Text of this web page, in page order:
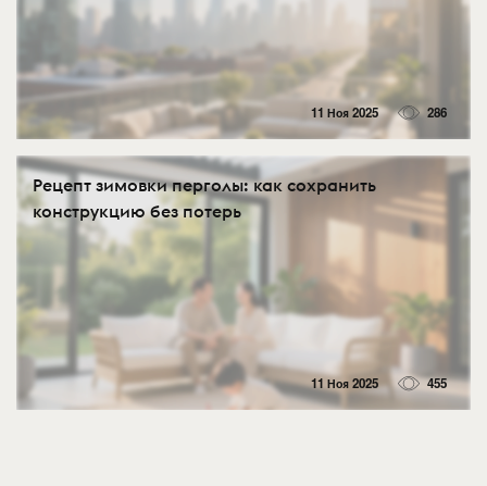
11 Ноя 2025 286
Рецепт зимовки перголы: как сохранить
конструкцию без потерь
11 Ноя 2025 455